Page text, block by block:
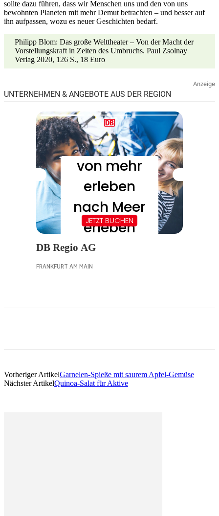
sollte dazu führen, dass wir Menschen uns und den von uns
bewohnten Planeten mit mehr Demut betrachten – und besser auf
ihn aufpassen, wozu es neuer Geschichten bedarf.
Philipp Blom: Das große Welttheater – Von der Macht der
Vorstellungskraft in Zeiten des Umbruchs. Paul Zsolnay
Verlag 2020, 126 S., 18 Euro
Vorheriger ArtikelGarnelen-Spieße mit saurem Apfel-Gemüse
Nächster ArtikelQuinoa-Salat für Aktive